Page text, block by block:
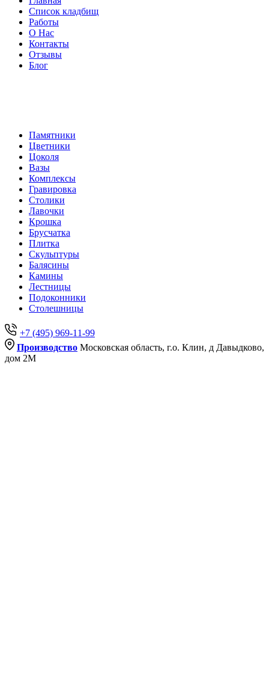
Список кладбищ
Работы
О Нас
Контакты
Отзывы
Блог
Памятники
Цветники
Цоколя
Вазы
Комплексы
Гравировка
Столики
Лавочки
Крошка
Брусчатка
Плитка
Скульптуры
Балясины
Камины
Лестницы
Подоконники
Столешницы
+7 (495) 969-11-99
Производство Московская область, г.о. Клин, д Давыдково,
дом 2М